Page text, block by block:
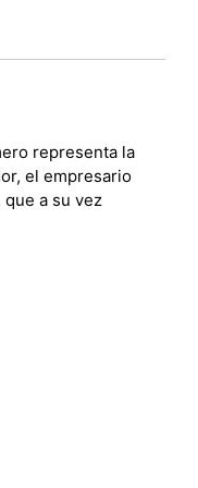
representa la
el empresario
que a su vez